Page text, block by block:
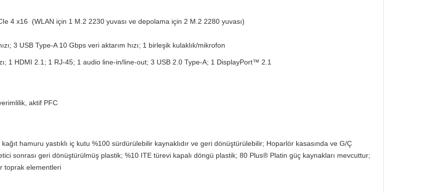
4 x16 (WLAN için 1 M.2 2230 yuvası ve depolama için 2 M.2 2280 yuvası)
3 USB Type-A 10 Gbps veri aktarım hızı; 1 birleşik kulaklık/mikrofon
1 HDMI 2.1; 1 RJ-45; 1 audio line-in/line-out; 3 USB 2.0 Type-A; 1 DisplayPort™ 2.1
aktif PFC
hamuru yastıklı iç kutu %100 sürdürülebilir kaynaklıdır ve geri dönüştürülebilir; Hoparlör kasasında ve G/Ç
sonrası geri dönüştürülmüş plastik; %10 ITE türevi kapalı döngü plastik; 80 Plus® Platin güç kaynakları mevcuttur;
toprak elementleri